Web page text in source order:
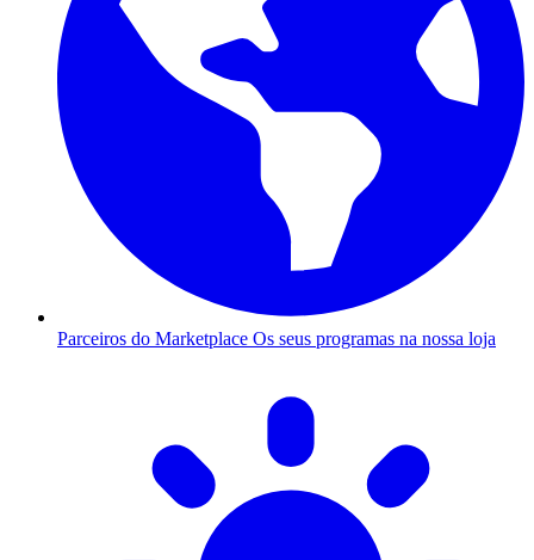
Parceiros do Marketplace Os seus programas na nossa loja